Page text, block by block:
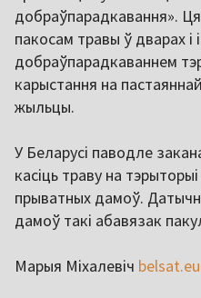
добраўпарадкавання».
пакосам травы ў дварах і
добраўпарадкаваннем
карыстання на
жыльцы.
У Беларусі паводле
касіць траву на
прыватных дамоў.
дамоў такі абавязак
Марыя Міхалевіч belsat.eu